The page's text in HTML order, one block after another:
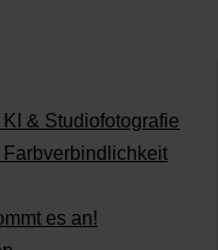
& Studiofotografie
Farbverbindlichkeit
es an!